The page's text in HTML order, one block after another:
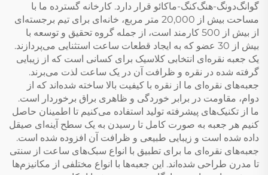
گوانگ‌دونگ-هنگ‌کنگ-ماکائو قرار دارد. کارخانه گسترده ما با
مساحت بیش از 20,000 متر مربع، خانه‌ای برای تیم برجسته‌ای
از بیش از 500 کارمند است، از جمله گروه تحقیق و توسعه با
بیش از 30 عضو که به ایجاد قطعات ساعت استثنایی می‌پردازند.
یک جعبه نقره‌ای انتخابی کلاسیک برای کسانی است که از زیبایی
گرفته شده در نقره و ظرافت آن در یک ساعت لذت می‌برند.
جعبه‌های نقره‌ای ما از نقره با کیفیت بالا ساخته شده‌اند که از
دوام، مقاومت در برابر خوردگی و ظاهری براق برخوردار است.
ما از تکنیک‌های پیشرفته تولید استفاده می‌کنیم تا اطمینان حاصل
کنیم هر جعبه به صورت کامل تا رسیدن به یک سطح آینه‌ای صیقل
داده شده است و زیبایی طبیعی و ظرافت آن افزوده شده است.
جعبه‌های نقره‌ای ما برای تطبیق با انواع سبک‌های ساعت از سنتی
تا مدرن طراحی شده‌اند. این جعبه‌ها با انواع مختلفی از مکانیزم‌ها